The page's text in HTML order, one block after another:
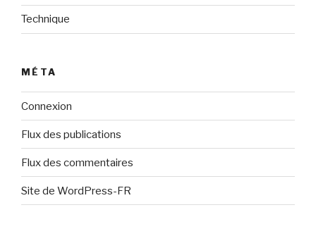
Technique
MÉTA
Connexion
Flux des publications
Flux des commentaires
Site de WordPress-FR